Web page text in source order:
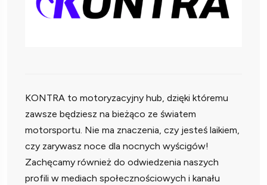
KONTRA to motoryzacyjny hub, dzięki któremu
zawsze będziesz na bieżąco ze światem
motorsportu. Nie ma znaczenia, czy jesteś laikiem,
czy zarywasz noce dla nocnych wyścigów!
Zachęcamy również do odwiedzenia naszych
profili w mediach społecznościowych i kanału